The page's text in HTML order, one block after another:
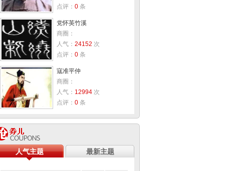
点评： 0 条
党怀英竹溪
商圈：
人气： 24152 次
点评： 0 条
寇准平仲
商圈：
人气： 12994 次
点评： 0 条
人气主题 最新主题